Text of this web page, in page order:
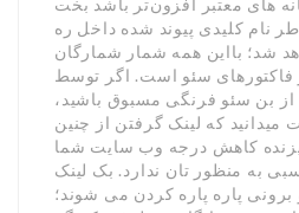
های معتبر افزون‌تر باشد بخت
نام کلیدی پیوند شده داخل ره
شد؛ بااین همه شمار شمارگان
فاکتورهای سئو است. اگر توسط
از بن سئو فرنگی مسبوق باشید،
میدانید که لینک گرفتن از چنین
کاهش درجه وب سایت شما
به منظور تان ندارد. بک لینک
برونی پاره پاره کردن می شوند؛